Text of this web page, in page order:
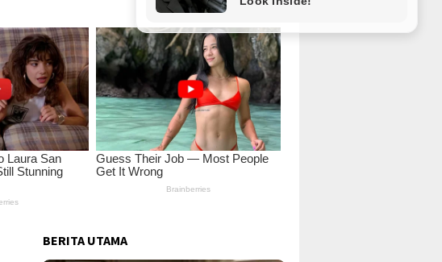
BERITA UTAMA